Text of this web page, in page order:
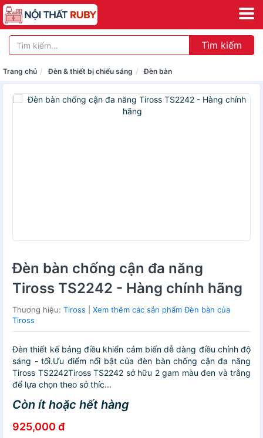
Tìm kiếm
Trang chủ Đèn & thiết bị chiếu sáng Đèn bàn
Đèn bàn chống cận đa năng
Tiross TS2242 - Hàng chính hãng
Thương hiệu: Tiross
Xem thêm các sản phẩm Đèn bàn của
Tiross
Đèn thiết kế bảng điều khiển cảm biến dễ dàng điều chỉnh độ
sáng - tối.Ưu điểm nổi bật của đèn bàn chống cận đa năng
Tiross TS2242Tiross TS2242 sở hữu 2 gam màu đen và trắng
để lựa chọn theo sở thíc...
Còn ít hoặc hết hàng
925,000 đ